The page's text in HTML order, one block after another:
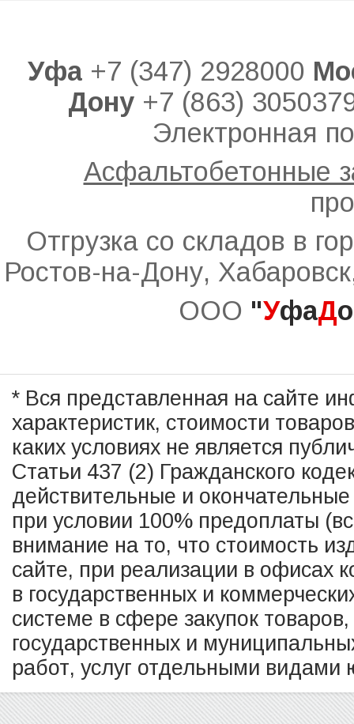
Уфа +7 (347) 2928000
Дону +7 (863)
Электронная
Асфальтобетонные
Отгрузка со складов в
Ростов-на-Дону,
ООО "УфаД
* Вся представленная на сайте
характеристик, стоимости
каких условиях не является
Статьи 437 (2) Гражданского
действительные и
при условии 100% предоплаты
внимание на то, что стоимость
сайте, при реализации в офисах
в государственных и
системе в сфере закупок
государственных и
работ, услуг отдельными видами